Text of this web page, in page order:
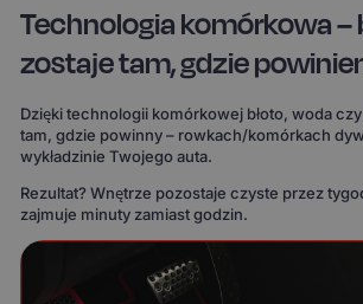
Technologia komórkowa –
zostaje tam, gdzie
Dzięki technologii komórkowej błoto, woda
tam, gdzie powinny – rowkach/komórkach
wykładzinie Twojego auta.
Rezultat? Wnętrze pozostaje czyste przez
zajmuje minuty zamiast godzin.